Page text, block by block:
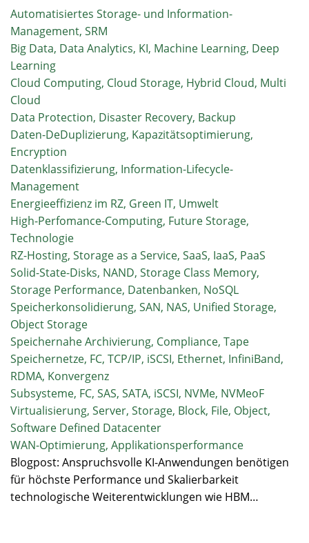
Automatisiertes Storage- und Information-
Management, SRM
Big Data, Data Analytics, KI, Machine Learning, Deep
Learning
Cloud Computing, Cloud Storage, Hybrid Cloud, Multi
Cloud
Data Protection, Disaster Recovery, Backup
Daten-DeDuplizierung, Kapazitätsoptimierung,
Encryption
Datenklassifizierung, Information-Lifecycle-
Management
Energieeffizienz im RZ, Green IT, Umwelt
High-Perfomance-Computing, Future Storage,
Technologie
RZ-Hosting, Storage as a Service, SaaS, IaaS, PaaS
Solid-State-Disks, NAND, Storage Class Memory,
Storage Performance, Datenbanken, NoSQL
Speicherkonsolidierung, SAN, NAS, Unified Storage,
Object Storage
Speichernahe Archivierung, Compliance, Tape
Speichernetze, FC, TCP/IP, iSCSI, Ethernet, InfiniBand,
RDMA, Konvergenz
Subsysteme, FC, SAS, SATA, iSCSI, NVMe, NVMeoF
Virtualisierung, Server, Storage, Block, File, Object,
Software Defined Datacenter
WAN-Optimierung, Applikationsperformance
Blogpost: Anspruchsvolle KI-Anwendungen benötigen
für höchste Performance und Skalierbarkeit
technologische Weiterentwicklungen wie HBM…